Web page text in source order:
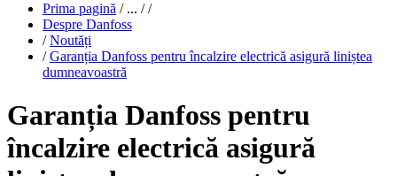
Prima pagină /... / /
Despre Danfoss
/ Noutăți
/ Garanția Danfoss pentru încalzire electrică asigură liniștea
dumneavoastră
Garanția Danfoss pentru
încalzire electrică asigură